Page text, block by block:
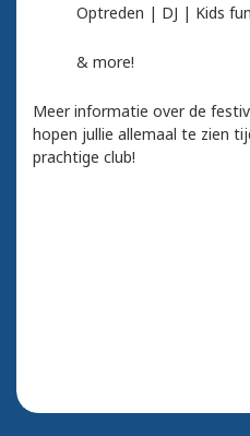
Optreden | DJ | Kids fun
& more!
Meer informatie over de
hopen jullie allemaal te zien
prachtige club!